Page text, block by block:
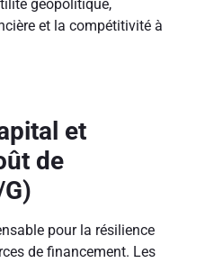
géopolitique,
et la compétitivité à
et
de
pour la résilience
de financement. Les